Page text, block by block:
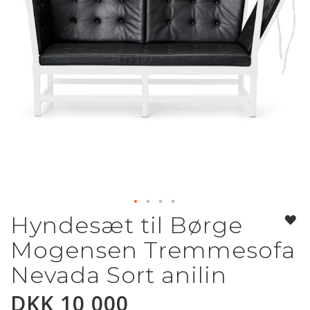
Gå
til
begynnelsen
av
bildegalleri
Hyndesæt til Børge
Mogensen Tremmesofa
Nevada Sort anilin
DKK 10 000